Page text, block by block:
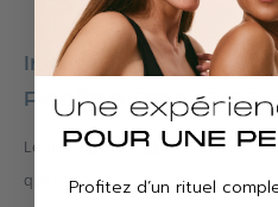
Indications et
Peeling PRX-T33
Le peeling PRX-T33 est indiqué
que :
Profitez d’un rituel